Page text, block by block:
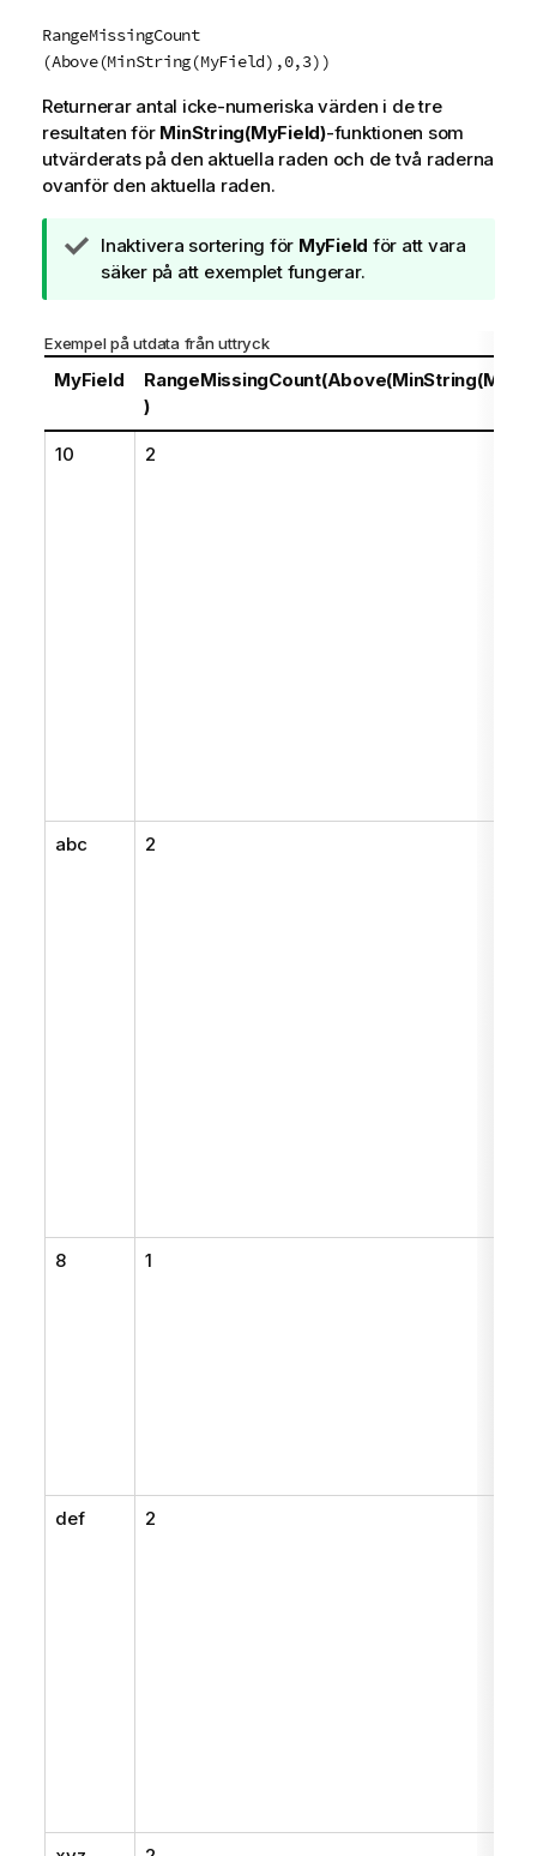
RangeMissingCount
(Above(MinString(MyField),0,3))
Returnerar antal icke-numeriska värden i de tre
resultaten för MinString(MyField)-funktionen som
utvärderats på den aktuella raden och de två raderna
ovanför den aktuella raden.
A
n
c
k
i
Inaktivera sortering för MyField för att vara
säker på att exemplet fungerar.
Exempel på utdata från uttryck
MyField
)
10 2
abc 2
8 1
def 2